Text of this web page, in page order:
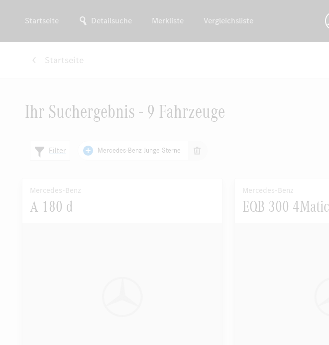
Startseite Detailsuche Merkliste Vergleichsliste
Startseite
Ihr Suchergebnis - 9 Fahrzeuge
Filter Mercedes-Benz Junge Sterne
Mercedes-Benz
A 180 d
Mercedes-Benz
EQB 300 4Matic